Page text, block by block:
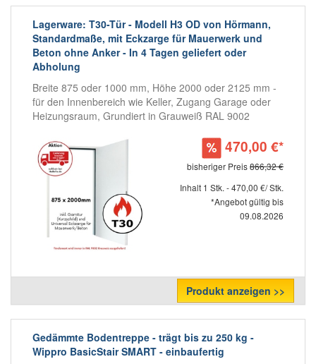
Lagerware: T30-Tür - Modell H3 OD von Hörmann,
Standardmaße, mit Eckzarge für Mauerwerk und
Beton ohne Anker - In 4 Tagen geliefert oder
Abholung
Breite 875 oder 1000 mm, Höhe 2000 oder 2125 mm -
für den Innenbereich wie Keller, Zugang Garage oder
Heizungsraum, Grundiert in Grauweiß RAL 9002
470,00 €*
bisheriger Preis866,32 €
Inhalt 1 Stk. - 470,00 €/ Stk.
*Angebot gültig bis
09.08.2026
Produkt anzeigen >>
Gedämmte Bodentreppe - trägt bis zu 250 kg -
Wippro BasicStair SMART - einbaufertig